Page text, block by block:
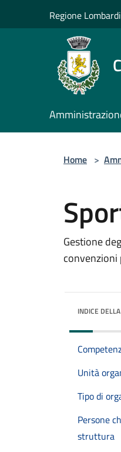
Regione
Home >
Gestione
convenzioni
INDICE
Unità
Tipo di
Persone
struttura